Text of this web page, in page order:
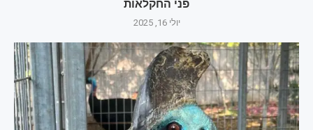
פני החקלאות
יולי 16, 2025